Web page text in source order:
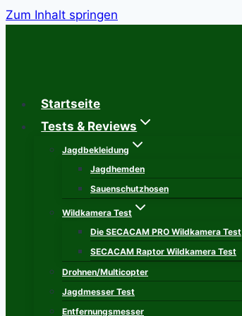
Zum Inhalt springen
Startseite
Tests & Reviews
Jagdbekleidung
Jagdhemden
Sauenschutzhosen
Wildkamera Test
Die SECACAM PRO Wildkamera Test
SECACAM Raptor Wildkamera Test
Drohnen/Multicopter
Jagdmesser Test
Entfernungsmesser